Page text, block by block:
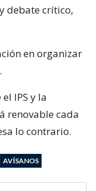
debate crítico,
en organizar
IPS y la
renovable cada
lo contrario.
AVÍSANOS